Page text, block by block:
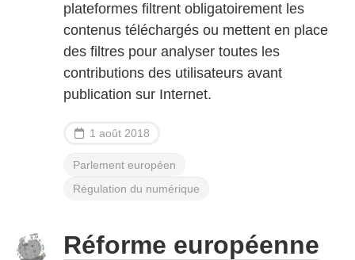
plateformes filtrent obligatoirement les
contenus téléchargés ou mettent en place
des filtres pour analyser toutes les
contributions des utilisateurs avant
publication sur Internet.
1 août 2018
Parlement européen
Régulation du numérique
Réforme européenne